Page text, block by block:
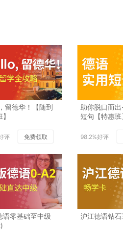
留德华！【随到
评 免费领取
助你脱口而
短句【特惠班
98.2%好评
语零基础至中级
沪江德语钻